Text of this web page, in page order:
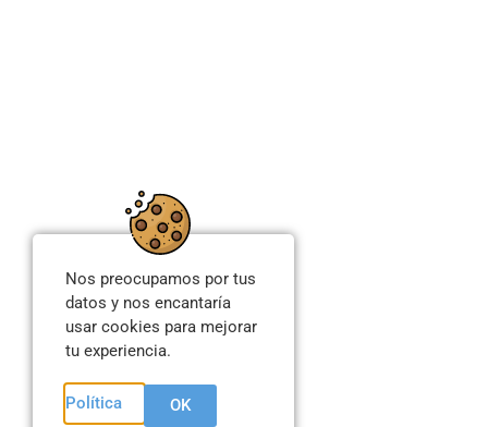
Nos preocupamos por tus
datos y nos encantaría
usar cookies para mejorar
tu experiencia.
Política OK